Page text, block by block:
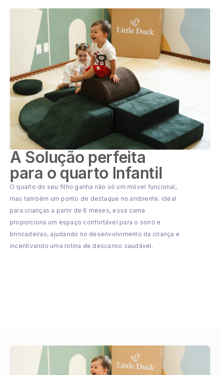
A Solução perfeita
para o quarto Infantil
O quarto do seu filho ganha não só um móvel funcional,
mas também um ponto de destaque no ambiente. Ideal
para crianças a partir de 6 meses, essa cama
proporciona um espaço confortável para o sono e
brincadeiras, ajudando no desenvolvimento da criança e
incentivando uma rotina de descanso saudável.